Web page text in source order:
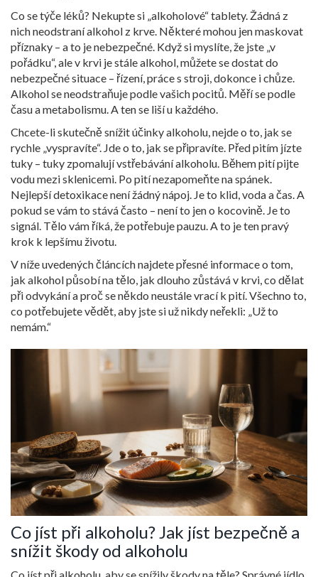
Co se týče léků? Nekupte si „alkoholové“ tablety. Žádná z
nich neodstraní alkohol z krve. Některé mohou jen maskovat
příznaky – a to je nebezpečné. Když si myslíte, že jste „v
pořádku“, ale v krvi je stále alkohol, můžete se dostat do
nebezpečné situace – řízení, práce s stroji, dokonce i chůze.
Alkohol se neodstraňuje podle vašich pocitů. Měří se podle
času a metabolismu. A ten se liší u každého.
Chcete-li skutečně snížit účinky alkoholu, nejde o to, jak se
rychle „vyspravíte“. Jde o to, jak se připravíte. Před pitím jízte
tuky – tuky zpomalují vstřebávání alkoholu. Během pití pijte
vodu mezi sklenicemi. Po pití nezapomeňte na spánek.
Nejlepší detoxikace není žádný nápoj. Je to klid, voda a čas. A
pokud se vám to stává často – není to jen o kocovině. Je to
signál. Tělo vám říká, že potřebuje pauzu. A to je ten pravý
krok k lepšímu životu.
V níže uvedených článcích najdete přesné informace o tom,
jak alkohol působí na tělo, jak dlouho zůstává v krvi, co dělat
při odvykání a proč se někdo neustále vrací k pití. Všechno to,
co potřebujete vědět, aby jste si už nikdy neřekli: „Už to
nemám.“
Co jíst při alkoholu? Jak jíst bezpečně a
snížit škody od alkoholu